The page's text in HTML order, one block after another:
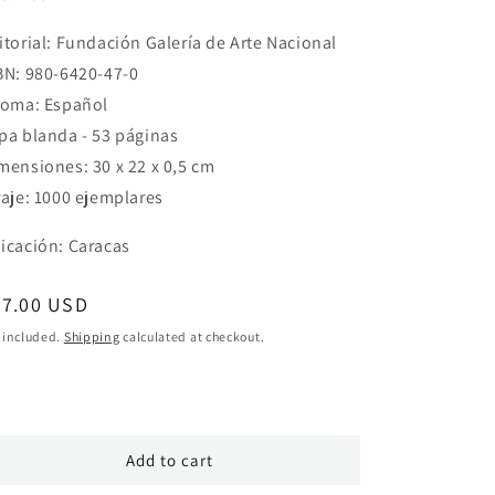
Fundación Galería de Arte Nacional
980-6420-47-0
Español
blanda - 53 páginas
30 x 22 x 0,5 cm
1000 ejemplares
Caracas
USD
included. Shipping calculated at checkout.
Add to cart